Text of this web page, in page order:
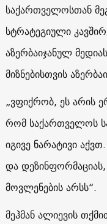
საქართველოსთან
სტრატეგიული
აზერბაიჯანულ
მიზნებისთვის
„ვფიქრობ, ეს არის
რომ საქართველოს
იგივე ნარატივი
და დეზინფორმაციას,
მოვლენების არსს“.
მეჰმან ალიევის